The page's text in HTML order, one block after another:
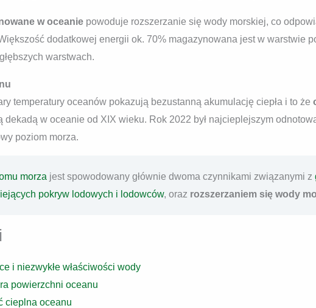
w oceanie powoduje rozszerzanie się wody morskiej, co
dodatkowej energii ok. 70% magazynowana jest w warstwie
warstwach.
temperatury oceanów pokazują bezustanną akumulację ciepła i to że
dekadą w oceanie od XIX wieku. Rok 2022 był najcieplejszym
poziom morza.
morza jest spowodowany głównie dwoma czynnikami związanymi z
pokryw lodowych i lodowców, oraz rozszerzaniem się wody
i niezwykłe właściwości wody
powierzchni oceanu
cieplna oceanu